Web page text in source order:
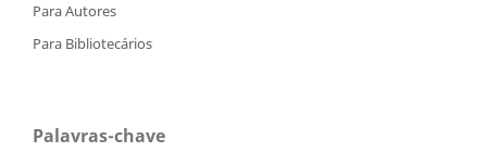
Para Autores
Para Bibliotecários
Palavras-chave